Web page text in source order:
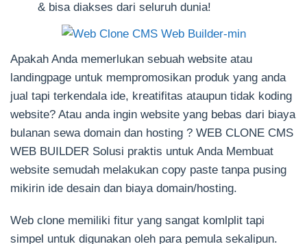
& bisa diakses dari seluruh dunia!
Apakah Anda memerlukan sebuah website atau
landingpage untuk mempromosikan produk yang anda
jual tapi terkendala ide, kreatifitas ataupun tidak koding
website? Atau anda ingin website yang bebas dari biaya
bulanan sewa domain dan hosting ? WEB CLONE CMS
WEB BUILDER Solusi praktis untuk Anda Membuat
website semudah melakukan copy paste tanpa pusing
mikirin ide desain dan biaya domain/hosting.
Web clone memiliki fitur yang sangat komlplit tapi
simpel untuk digunakan oleh para pemula sekalipun.